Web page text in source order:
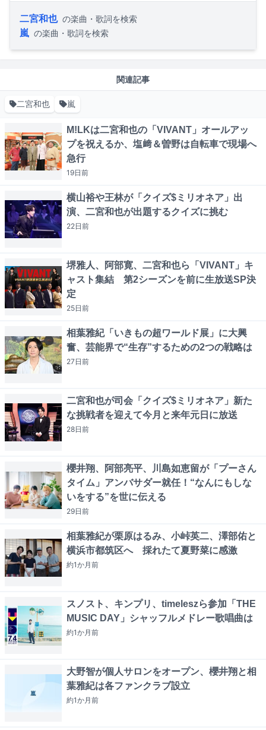
二宮和也 の楽曲・歌詞を検索
嵐 の楽曲・歌詞を検索
関連記事
二宮和也 嵐
M!LKは二宮和也の「VIVANT」オールアッ
プを祝えるか、塩﨑＆曽野は自転車で現場へ
急行
19日前
横山裕や王林が「クイズ$ミリオネア」出
演、二宮和也が出題するクイズに挑む
22日前
堺雅人、阿部寛、二宮和也ら「VIVANT」キ
ャスト集結 第2シーズンを前に生放送SP決
定
25日前
相葉雅紀「いきもの超ワールド展」に大興
奮、芸能界で“生存”するための2つの戦略は
27日前
二宮和也が司会「クイズ$ミリオネア」新た
な挑戦者を迎えて今月と来年元日に放送
28日前
櫻井翔、阿部亮平、川島如恵留が「プーさん
タイム」アンバサダー就任！“なんにもしな
いをする”を世に伝える
29日前
相葉雅紀が栗原はるみ、小峠英二、澤部佑と
横浜市都筑区へ 採れたて夏野菜に感激
約1か月前
スノスト、キンプリ、timeleszら参加「THE
MUSIC DAY」シャッフルメドレー歌唱曲は
約1か月前
大野智が個人サロンをオープン、櫻井翔と相
葉雅紀は各ファンクラブ設立
約1か月前